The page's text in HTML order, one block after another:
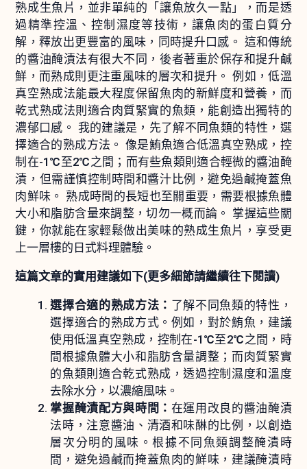
熟成生魚片，並非單純的「讓魚放久一點」，而是透
過精準控溫、控制濕度等技術，讓魚肉的蛋白質分
解，釋放出更豐富的風味，同時提升口感。 這和傳統
的醬油醃漬法有很大不同，後者著重於保存和提升鹹
鮮，而熟成則更注重風味的層次和提升。 例如，低溫
真空熟成法能最大程度保留魚肉的新鮮度和營養，而
乾式熟成法則適合肉質緊實的魚類，能創造出獨特的
濃郁口感。 我的建議是，先了解不同魚類的特性，選
擇適合的熟成方法。 像是鮪魚適合低溫真空熟成，控
制在-1℃至2℃之間；而有些魚類則適合輕微的醬油醃
漬，但需謹慎控制時間和醬汁比例，避免過鹹掩蓋魚
肉鮮味。 熟成時間的長短也至關重要，需要根據魚體
大小和脂肪含量來調整，切勿一概而論。 掌握這些關
鍵，你就能在家輕鬆做出美味的熟成生魚片，享受更
上一層樓的日式料理體驗。
這篇文章的實用建議如下(更多細節請繼續往下閱讀)
選擇合適的熟成方法： 了解不同魚類的特性，
選擇適合的熟成方式。例如，對於鮪魚，建議
使用低溫真空熟成，控制在-1℃至2℃之間，時
間根據魚體大小和脂肪含量調整；而肉質緊實
的魚類則適合乾式熟成，透過控制濕度和溫度
去除水分，以濃縮風味。
掌握醃漬配方與時間： 在運用改良的醬油醃漬
法時，注意醬油、清酒和味醂的比例，以創造
層次分明的風味。根據不同魚類調整醃漬時
間，避免過鹹而掩蓋魚肉的鮮味，建議醃漬時